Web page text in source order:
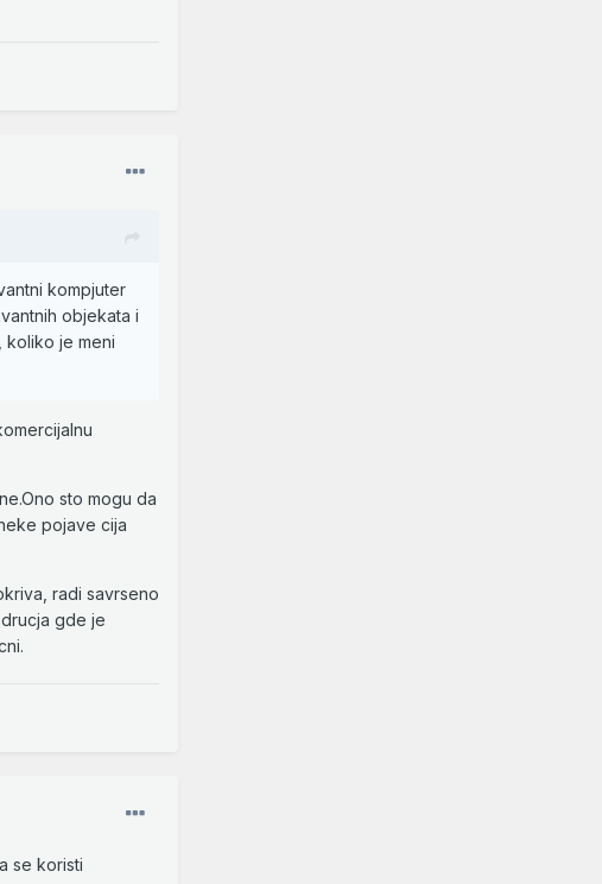
kompjuter
objekata i
koliko je meni
sto mogu da
pojave cija
radi savrseno
gde je
se koristi